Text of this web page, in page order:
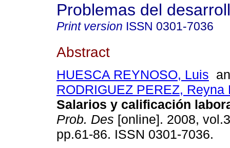
Problemas del
Print version ISSN 0301-7036
Abstract
HUESCA REYNOSO, Luis
RODRIGUEZ PEREZ, Reyna
Salarios y calificación
Prob. Des [online]. 2008,
pp.61-86. ISSN 0301-7036.